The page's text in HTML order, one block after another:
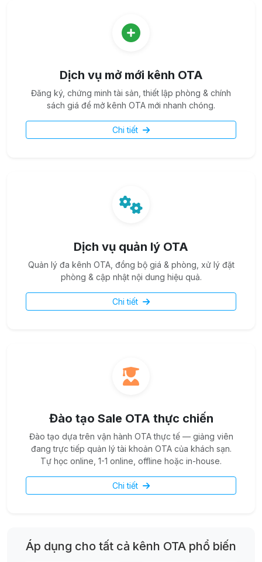
Dịch vụ mở mới kênh OTA
Đăng ký, chứng minh tài sản, thiết lập phòng & chính
sách giá để mở kênh OTA mới nhanh chóng.
Chi tiết
Dịch vụ quản lý OTA
Quản lý đa kênh OTA, đồng bộ giá & phòng, xử lý đặt
phòng & cập nhật nội dung hiệu quả.
Chi tiết
Đào tạo Sale OTA thực chiến
Đào tạo dựa trên vận hành OTA thực tế — giảng viên
đang trực tiếp quản lý tài khoản OTA của khách sạn.
Tự học online, 1-1 online, offline hoặc in-house.
Chi tiết
Áp dụng cho tất cả kênh OTA phổ biến